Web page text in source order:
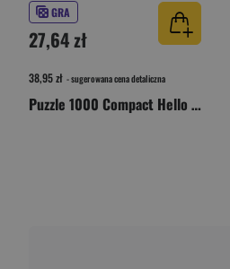
GRA
27,64 zł
38,95 zł - sugerowana cena detaliczna
Puzzle 1000 Compact Hello Kitty 37117